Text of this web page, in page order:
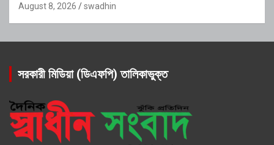
August 8, 2026 swadhin
সরকারী মিডিয়া (ডিএফপি) তালিকাভুক্ত